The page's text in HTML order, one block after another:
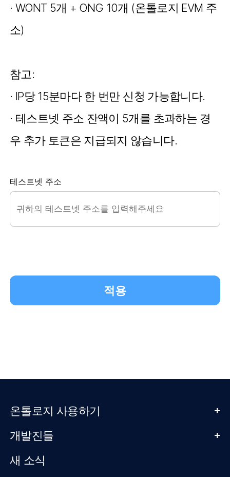
· WONT 5개 + ONG 10개 (온톨로지 EVM 주
소)
참고:
· IP당 15분마다 한 번만 신청 가능합니다.
· 테스트넷 주소 잔액이 5개를 초과하는 경
우 추가 토큰은 지급되지 않습니다.
테스트넷 주소
적용
온톨로지 사용하기
+
개발진들
+
새 소식